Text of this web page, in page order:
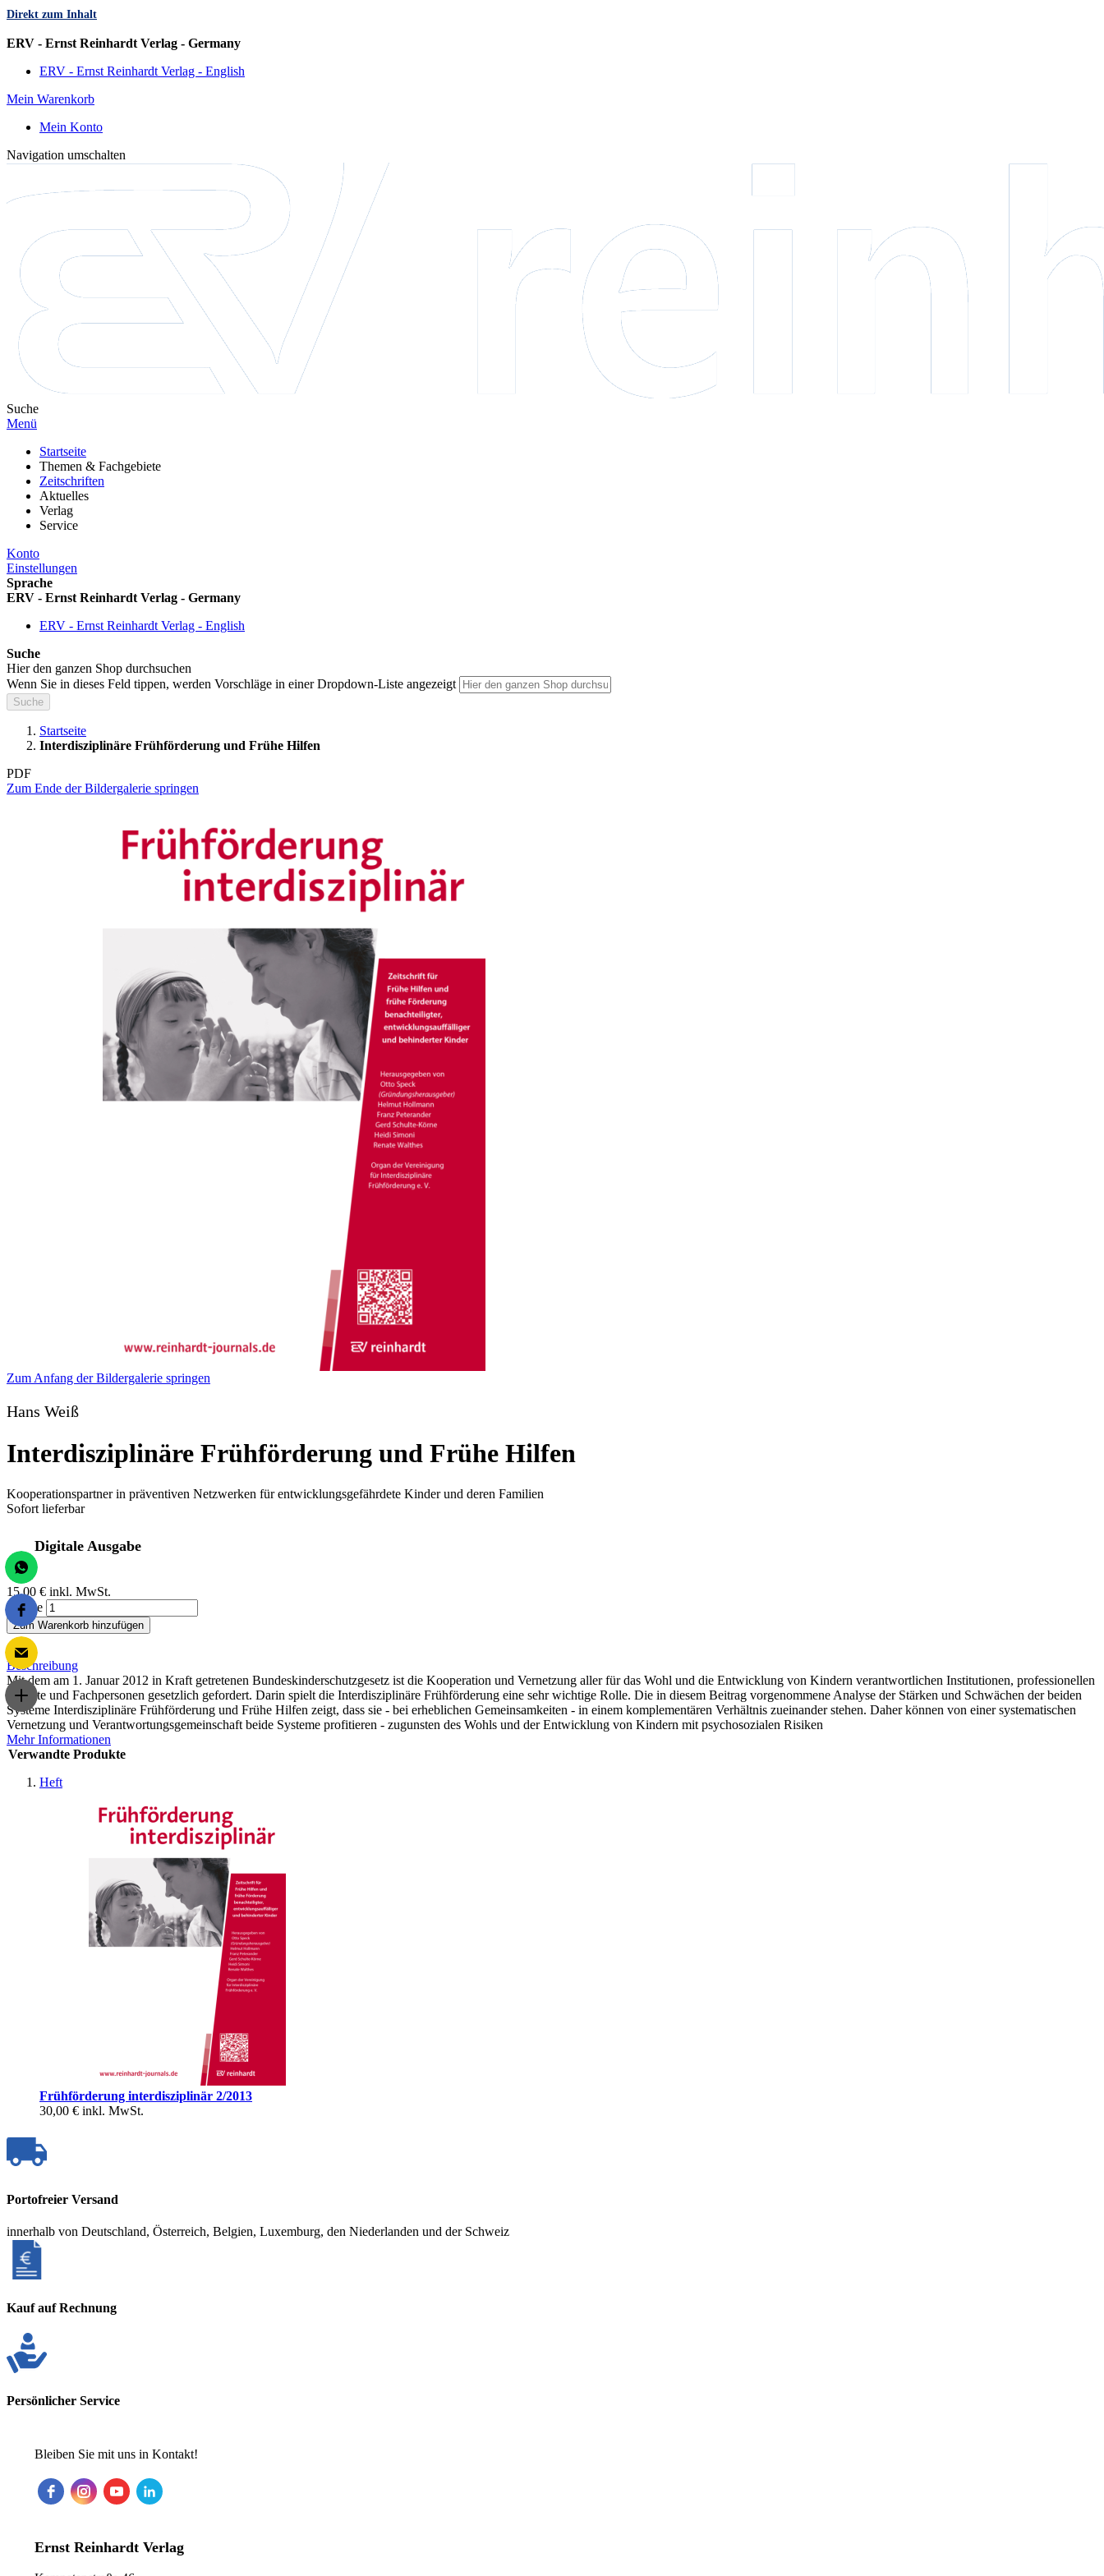
Direkt zum Inhalt
ERV - Ernst Reinhardt Verlag - Germany
ERV - Ernst Reinhardt Verlag - English
Mein Warenkorb
Mein Konto
Navigation umschalten
Suche
Menü
Startseite
Themen & Fachgebiete
Zeitschriften
Aktuelles
Verlag
Service
Konto
Einstellungen
Sprache
ERV - Ernst Reinhardt Verlag - Germany
ERV - Ernst Reinhardt Verlag - English
Suche
Hier den ganzen Shop durchsuchen
Wenn Sie in dieses Feld tippen, werden Vorschläge in einer Dropdown-Liste angezeigt
Suche
Startseite
Interdisziplinäre Frühförderung und Frühe Hilfen
PDF
Zum Ende der Bildergalerie springen
Zum Anfang der Bildergalerie springen
Hans Weiß
Interdisziplinäre Frühförderung und Frühe Hilfen
Kooperationspartner in präventiven Netzwerken für entwicklungsgefährdete Kinder und deren Familien
Sofort lieferbar
Digitale Ausgabe
15,00 € inkl. MwSt.
Menge
Zum Warenkorb hinzufügen
Beschreibung
Mit dem am 1. Januar 2012 in Kraft getretenen Bundeskinderschutzgesetz ist die Kooperation und Vernetzung aller für das Wohl und die Entwicklung von Kindern verantwortlichen Institutionen, professionellen
Dienste und Fachpersonen gesetzlich gefordert. Darin spielt die Interdisziplinäre Frühförderung eine sehr wichtige Rolle. Die in diesem Beitrag vorgenommene Analyse der Stärken und Schwächen der beiden
Systeme Interdisziplinäre Frühförderung und Frühe Hilfen zeigt, dass sie - bei erheblichen Gemeinsamkeiten - in einem komplementären Verhältnis zueinander stehen. Daher können von einer systematischen
Vernetzung und Verantwortungsgemeinschaft beide Systeme profitieren - zugunsten des Wohls und der Entwicklung von Kindern mit psychosozialen Risiken
Mehr Informationen
Verwandte Produkte
Heft
Frühförderung interdisziplinär 2/2013
30,00 € inkl. MwSt.
Portofreier Versand
innerhalb von Deutschland, Österreich, Belgien, Luxemburg, den Niederlanden und der Schweiz
Kauf auf Rechnung
Persönlicher Service
Bleiben Sie mit uns in Kontakt!
Ernst Reinhardt Verlag